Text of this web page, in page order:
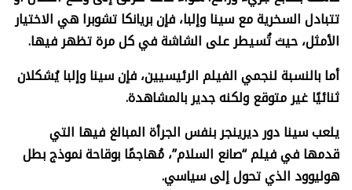
تتبادل السخرية مع سينا وإلبا، فإن بريانكا تشوبرا هي الاختيار
الأمثل، حيث تُسيطر على الشاشة في كل مرة تظهر فيها.
أما بالنسبة لنجمي الفيلم الرئيسيين، فإن سينا وإلبا يُشكلان
ثنائيًا غير متوقع ولكنه جدير بالمشاهدة.
يلعب سينا دور ديرينجر بنفس الجرأة المبالغ فيها التي
قدمها في فيلم “صانع السلام”، مُهاجمًا بوقاحة نموذج بطل
هوليوود الذي تحول إلى سياسي.